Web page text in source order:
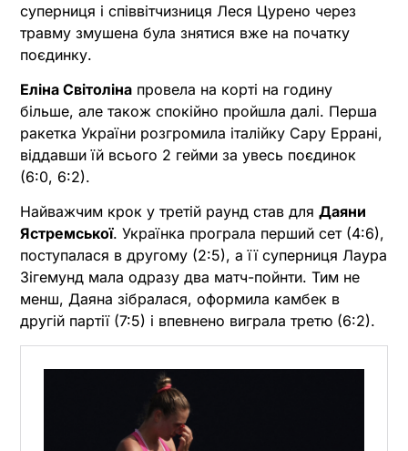
суперниця і співвітчизниця Леся Цурено через
травму змушена була знятися вже на початку
поєдинку.
Еліна Світоліна провела на корті на годину
більше, але також спокійно пройшла далі. Перша
ракетка України розгромила італійку Сару Еррані,
віддавши їй всього 2 гейми за увесь поєдинок
(6:0, 6:2).
Найважчим крок у третій раунд став для Даяни
Ястремської. Українка програла перший сет (4:6),
поступалася в другому (2:5), а її суперниця Лаура
Зігемунд мала одразу два матч-пойнти. Тим не
менш, Даяна зібралася, оформила камбек в
другій партії (7:5) і впевнено виграла третю (6:2).